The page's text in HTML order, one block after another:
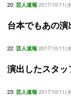
20: 芸人速報 2017/10/11(
台本でもあの
22: 芸人速報 2017/10/11(
演出したスタッ
23: 芸人速報 2017/10/11(